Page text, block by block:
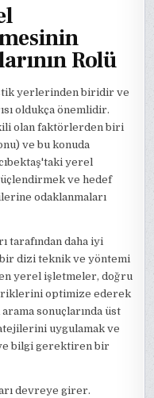
Rolü
yerlerinden biridir ve
oldukça önemlidir.
olan faktörlerden biri
ve bu konuda
yerel
ve hedef
odaklanmaları
tarafından daha iyi
bir dizi teknik ve yöntemi
yerel işletmeler, doğru
optimize ederek
sonuçlarında üst
uygulamak ve
bilgi gerektiren bir
devreye girer.